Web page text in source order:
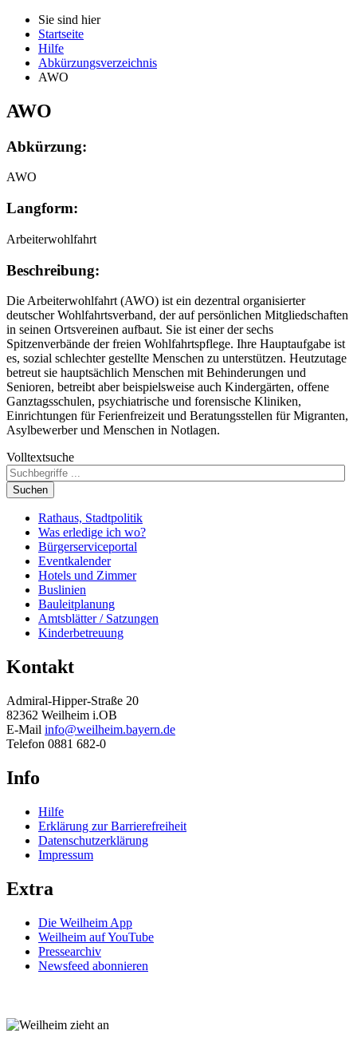
Sie sind hier
Startseite
Hilfe
Abkürzungsverzeichnis
AWO
AWO
Abkürzung:
AWO
Langform:
Arbeiterwohlfahrt
Beschreibung:
Die Arbeiterwohlfahrt (AWO) ist ein dezentral organisierter
deutscher Wohlfahrtsverband, der auf persönlichen Mitgliedschaften
in seinen Ortsvereinen aufbaut. Sie ist einer der sechs
Spitzenverbände der freien Wohlfahrtspflege. Ihre Hauptaufgabe ist
es, sozial schlechter gestellte Menschen zu unterstützen. Heutzutage
betreut sie hauptsächlich Menschen mit Behinderungen und
Senioren, betreibt aber beispielsweise auch Kindergärten, offene
Ganztagsschulen, psychiatrische und forensische Kliniken,
Einrichtungen für Ferienfreizeit und Beratungsstellen für Migranten,
Asylbewerber und Menschen in Notlagen.
Volltextsuche
Suchen
Rathaus, Stadtpolitik
Was erledige ich wo?
Bürgerserviceportal
Eventkalender
Hotels und Zimmer
Buslinien
Bauleitplanung
Amtsblätter / Satzungen
Kinderbetreuung
Kontakt
Admiral-Hipper-Straße 20
82362 Weilheim i.OB
E-Mail info@weilheim.bayern.de
Telefon 0881 682-0
Info
Hilfe
Erklärung zur Barrierefreiheit
Datenschutzerklärung
Impressum
Extra
Die Weilheim App
Weilheim auf YouTube
Pressearchiv
Newsfeed abonnieren